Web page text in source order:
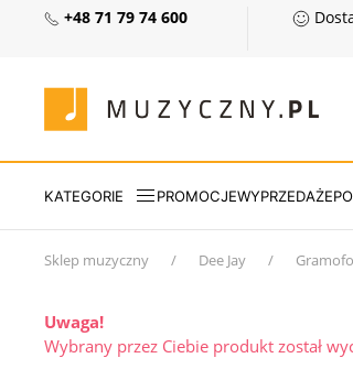
+48 71 79 74 600
KATEGORIE PROMOCJEWYPRZEDAŻE
Sklep muzyczny Dee Jay
Uwaga!
Wybrany przez Ciebie produkt został